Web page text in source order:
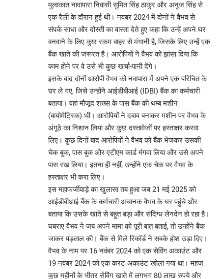
मुलाकात नावापारा निवासी सुमित सिंह ठाकुर और अनुज सिंह से
एक रैली के दौरान हुई थी। नवंबर 2024 में दोनों ने वैभव से
संपर्क साधा और दोस्ती का वास्ता देते हुए कहा कि उन्हें अपने घर
बनवाने के लिए कुछ रकम बाहर से मंगानी है, जिसके लिए उन्हें एक
बैंक खाते की जरूरत है। आरोपियों ने वैभव को झांसा दिया कि
काम होने पर वे उसे भी कुछ खर्चा-पानी देंगे।
इसके बाद दोनों आरोपी वैभव को नवापारा में अपने एक परिचित के
घर ले गए, जिसे उन्होंने आईडीबीआई (IDBI) बैंक का कर्मचारी
बताया। वहां मौजूद शख्स के पास बैंक की थम्ब मशीन
(बायोमेट्रिक) थी। आरोपियों ने दबाव बनाकर मशीन पर वैभव के
अंगूठे का निशान लिया और कुछ दस्तावेजों पर हस्ताक्षर करवा
लिए। कुछ दिनों बाद आरोपियों ने वैभव को बैंक भेजकर उसकी
चेक बुक, पास बुक और एटीएम कार्ड मंगवा लिया और उसे अपने
पास रख लिया। इतना ही नहीं, उन्होंने एक चेक पर वैभव के
हस्ताक्षर भी करा लिए।
इस महाफर्जीवाड़े का खुलासा तब हुआ जब 21 मई 2025 को
आईडीबीआई बैंक के कर्मचारी अचानक वैभव के घर पहुंचे और
बताया कि उसके खाते से बहुत बड़ा और संदिग्ध लेनदेन हो रहा है।
घबराए वैभव ने जब अपने मामा को पूरी बात बताई, तो उन्होंने बैंक
जाकर पड़ताल की। बैंक से मिले रिकॉर्ड ने सबके होश उड़ा दिए।
वैभव के नाम पर 16 नवंबर 2024 को एक सेविंग अकाउंट और
19 नवंबर 2024 को एक करंट अकाउंट खोला गया था। महज
कुछ महीनों के भीतर सेविंग खाते में लगभग 80 लाख रुपये और